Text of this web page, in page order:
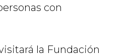
con
la Fundación